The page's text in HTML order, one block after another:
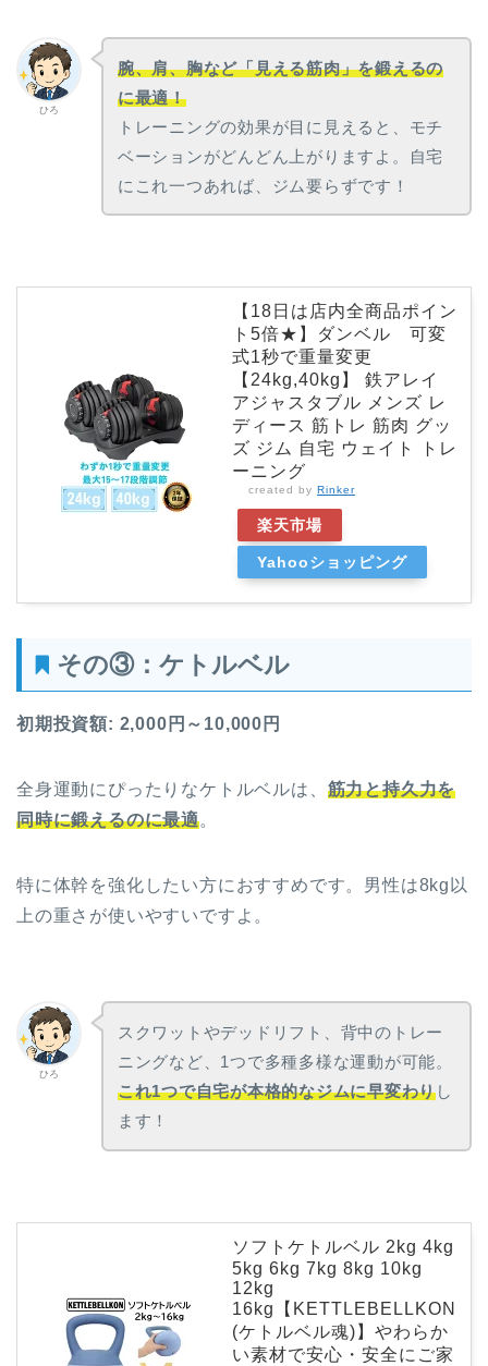
ひろ
腕、肩、胸など「見える筋肉」を鍛えるの
に最適！
トレーニングの効果が目に見えると、モチ
ベーションがどんどん上がりますよ。自宅
にこれ一つあれば、ジム要らずです！
【18日は店内全商品ポイン
ト5倍★】ダンベル 可変
式1秒で重量変更
【24kg,40kg】 鉄アレイ
アジャスタブル メンズ レ
ディース 筋トレ 筋肉 グッ
ズ ジム 自宅 ウェイト トレ
ーニング
created by Rinker
楽天市場
Yahooショッピング
その③：ケトルベル
初期投資額: 2,000円～10,000円
全身運動にぴったりなケトルベルは、 筋力と持久力を
同時に鍛えるのに最適。
特に体幹を強化したい方におすすめです。男性は8kg以
上の重さが使いやすいですよ。
ひろ
スクワットやデッドリフト、背中のトレー
ニングなど、1つで多種多様な運動が可能。
これ1つで自宅が本格的なジムに早変わりし
ます！
ソフトケトルベル 2kg 4kg
5kg 6kg 7kg 8kg 10kg
12kg
16kg【KETTLEBELLKON
(ケトルベル魂)】やわらか
い素材で安心・安全にご家